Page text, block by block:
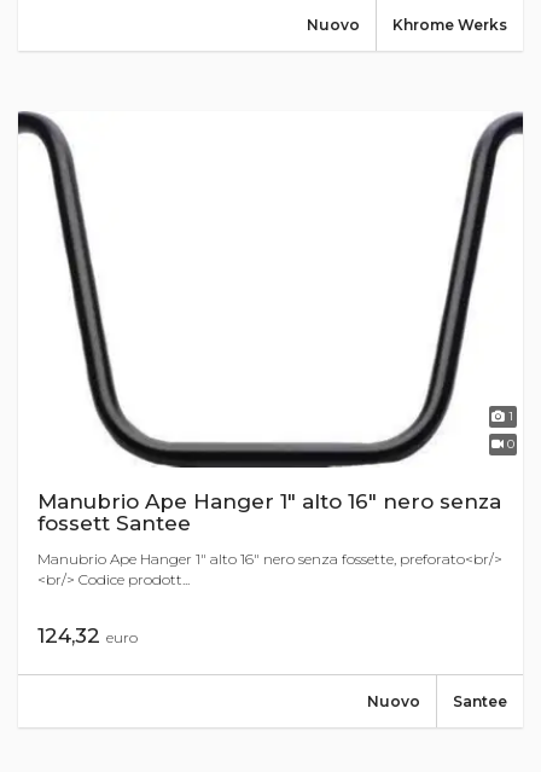
Khrome Werks
Nuovo
1
0
Manubrio Ape Hanger 1" alto 16" nero senza
fossett Santee
Manubrio Ape Hanger 1" alto 16" nero senza fossette, preforato<br/>
<br/> Codice prodott...
124,32 euro
Santee
Nuovo